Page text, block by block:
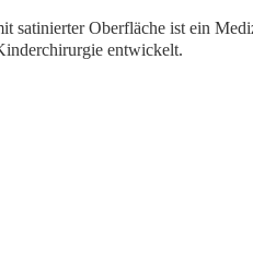
satinierter Oberfläche ist ein
entwickelt.